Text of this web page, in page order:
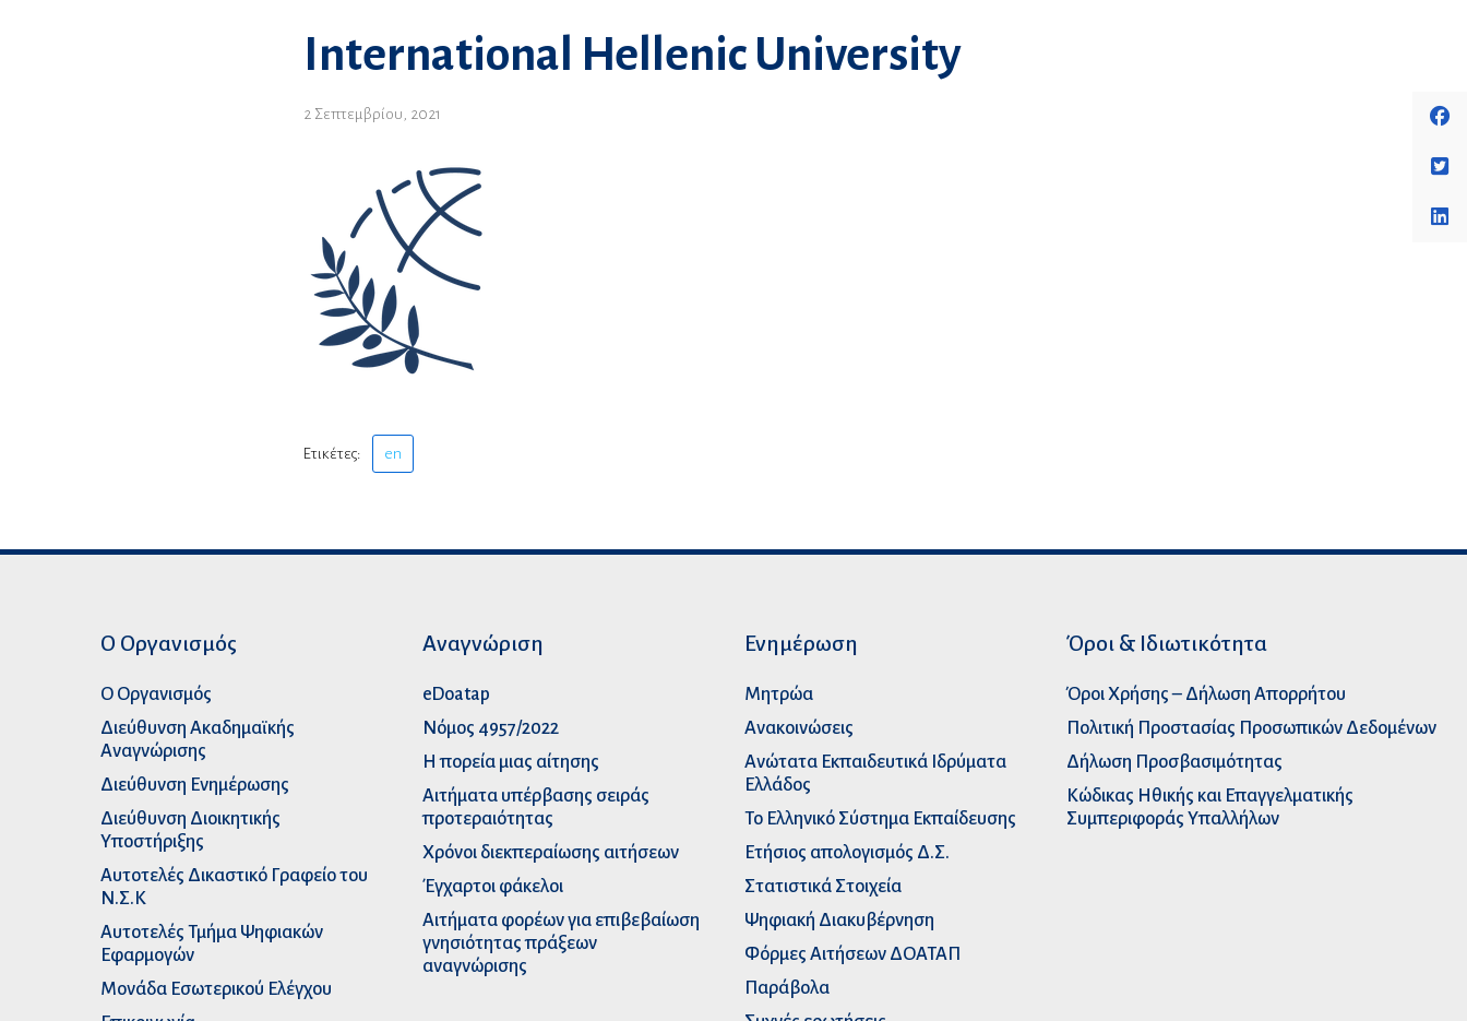
International Hellenic University
2 Σεπτεμβρίου, 2021
Ετικέτες: en
Ο Οργανισμός
Ο Οργανισμός
Διεύθυνση Ακαδημαϊκής
Αναγνώρισης
Διεύθυνση Ενημέρωσης
Διεύθυνση Διοικητικής
Υποστήριξης
Αυτοτελές Δικαστικό Γραφείο του
Ν.Σ.Κ
Αυτοτελές Τμήμα Ψηφιακών
Εφαρμογών
Μονάδα Εσωτερικού Ελέγχου
Αναγνώριση
eDoatap
Νόμος 4957/2022
Η πορεία μιας αίτησης
Αιτήματα υπέρβασης σειράς
προτεραιότητας
Χρόνοι διεκπεραίωσης αιτήσεων
Έγχαρτοι φάκελοι
Αιτήματα φορέων για επιβεβαίωση
γνησιότητας πράξεων
αναγνώρισης
Ενημέρωση
Μητρώα
Ανακοινώσεις
Ανώτατα Eκπαιδευτικά Iδρύματα
Ελλάδος
Το Ελληνικό Σύστημα Εκπαίδευσης
Ετήσιος απολογισμός Δ.Σ.
Στατιστικά Στοιχεία
Ψηφιακή Διακυβέρνηση
Φόρμες Αιτήσεων ΔΟΑΤΑΠ
Παράβολα
Όροι & Ιδιωτικότητα
Όροι Χρήσης – Δήλωση Απορρήτου
Πολιτική Προστασίας Προσωπικών Δεδομένων
Δήλωση Προσβασιμότητας
Κώδικας Ηθικής και Επαγγελματικής
Συμπεριφοράς Υπαλλήλων